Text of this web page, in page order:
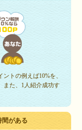
トの例えば10%を、
また、1人紹介成功す
がある